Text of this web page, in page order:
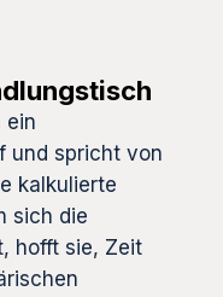
ein
und spricht von
kalkulierte
sich die
hofft sie, Zeit